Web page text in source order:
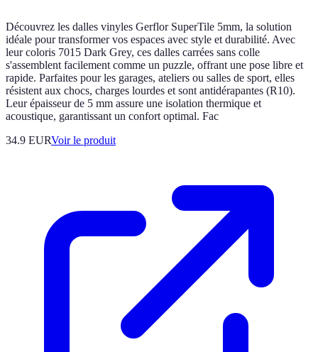
Découvrez les dalles vinyles Gerflor SuperTile 5mm, la solution
idéale pour transformer vos espaces avec style et durabilité. Avec
leur coloris 7015 Dark Grey, ces dalles carrées sans colle
s'assemblent facilement comme un puzzle, offrant une pose libre et
rapide. Parfaites pour les garages, ateliers ou salles de sport, elles
résistent aux chocs, charges lourdes et sont antidérapantes (R10).
Leur épaisseur de 5 mm assure une isolation thermique et
acoustique, garantissant un confort optimal. Fac
34.9 EURVoir le produit